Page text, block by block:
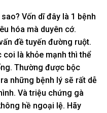
sao? Vốn dĩ đây là 1 bệnh
hóa mà duyên cớ.
đềtuyến đường ruột.
coi là khỏe mạnh thì thể
Thường được bộc
những bệnh lý sẽ rất dễ
. Và triệu chứng gà
hề ngoại lệ. Hãy